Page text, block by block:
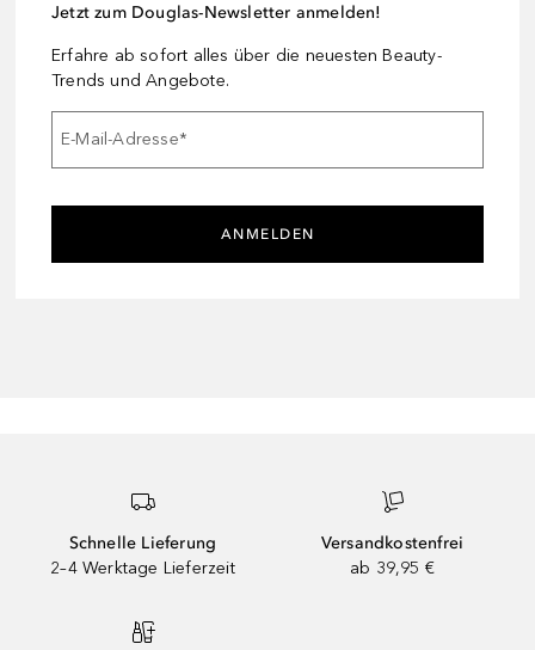
Jetzt zum Douglas-Newsletter anmelden!
Erfahre ab sofort alles über die neuesten Beauty-
Trends und Angebote.
E-Mail-Adresse*
ANMELDEN
Schnelle Lieferung
2–4 Werktage Lieferzeit
Versandkostenfrei
ab 39,95 €